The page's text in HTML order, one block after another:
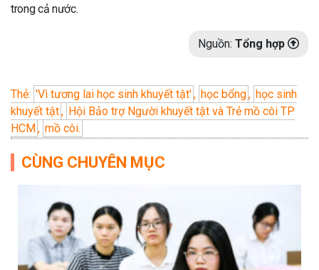
trong cả nước.
Nguồn: Tổng hợp
Thẻ: 'Vì tương lai học sinh khuyết tật', học bổng, học sinh
khuyết tật, Hội Bảo trợ Người khuyết tật và Trẻ mồ côi TP
HCM, mồ côi.
CÙNG CHUYÊN MỤC